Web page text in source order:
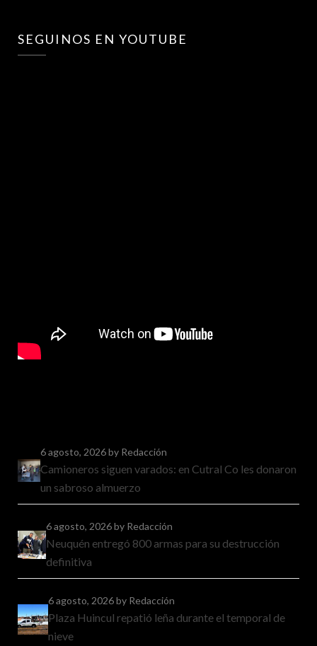
SEGUINOS EN YOUTUBE
6 agosto, 2026by Redacción
Camioneros siguen varados: en Cutral Co les donaron
un sabroso almuerzo
6 agosto, 2026by Redacción
Neuquén entregó 800 armas para su destrucción
definitiva
6 agosto, 2026by Redacción
Plaza Huincul repatió leña durante el temporal de
nieve